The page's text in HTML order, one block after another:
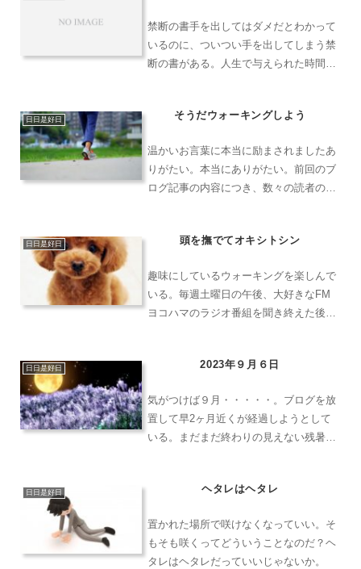
禁断の書手を出してはダメだとわかって
いるのに、ついつい手を出してしまう禁
断の書がある。人生で与えられた時間は
見極め、時間という資源を有効に配分し
日日是好日 そうだウォーキングしよう
温かいお言葉に本当に励まされましたあ
りがたい。本当にありがたい。前回のブ
ログ記事の内容につき、数々の読者の方
おやじの泣き言に反響をいただけるとは
日日是好日 頭を撫でてオキシトシン
趣味にしているウォーキングを楽しんで
いる。毎週土曜日の午後、大好きなFM
ヨコハマのラジオ番組を聞き終えた後、
くうだったのだが、今ではすっかり週課
日日是好日 2023年９月６日
気がつけば９月・・・・・。ブログを放
置して早2ヶ月近くが経過しようとして
いる。まだまだ終わりの見えない残暑に
なってきている気がする。朝夕の時間
日日是好日 ヘタレはヘタレ
置かれた場所で咲けなくなっていい。そ
もそも咲くってどういうことなのだ？ヘ
タレはヘタレだっていいじゃないか。